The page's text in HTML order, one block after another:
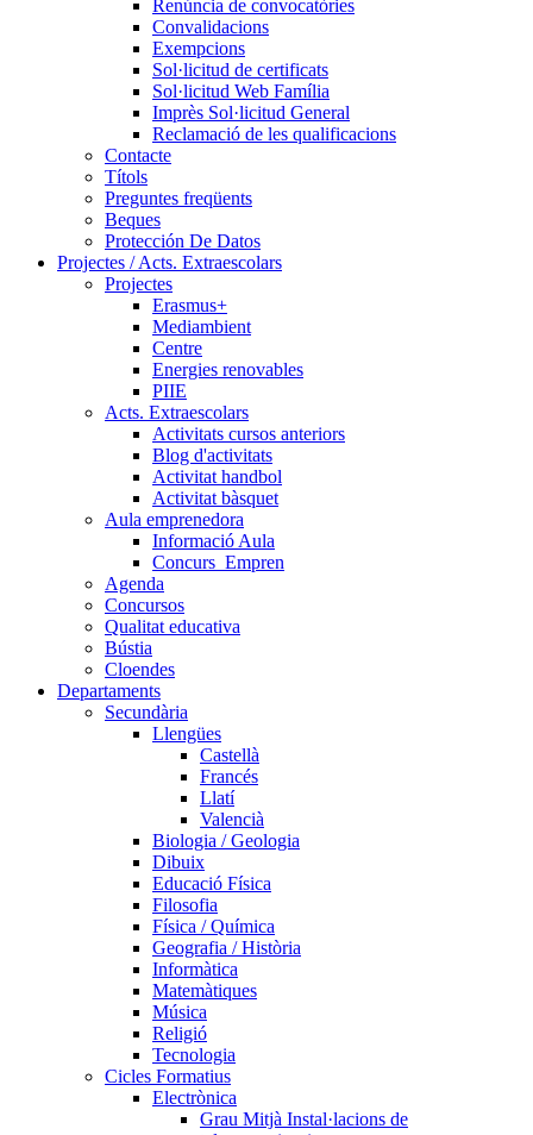
Renúncia de convocatòries
Convalidacions
Exempcions
Sol·licitud de certificats
Sol·licitud Web Família
Imprès Sol·licitud General
Reclamació de les qualificacions
Contacte
Títols
Preguntes freqüents
Beques
Protección De Datos
Projectes / Acts. Extraescolars
Projectes
Erasmus+
Mediambient
Centre
Energies renovables
PIIE
Acts. Extraescolars
Activitats cursos anteriors
Blog d'activitats
Activitat handbol
Activitat bàsquet
Aula emprenedora
Informació Aula
Concurs_Empren
Agenda
Concursos
Qualitat educativa
Bústia
Cloendes
Departaments
Secundària
Llengües
Castellà
Francés
Llatí
Valencià
Biologia / Geologia
Dibuix
Educació Física
Filosofia
Física / Química
Geografia / Història
Informàtica
Matemàtiques
Música
Religió
Tecnologia
Cicles Formatius
Electrònica
Grau Mitjà Instal·lacions de